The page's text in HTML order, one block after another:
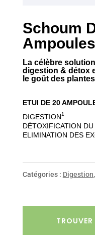
Schoum
Ampoules
La célèbre
digestion & détox
le goût des
ETUI DE 20
DIGESTION1
DÉTOXIFICATION
ELIMINATION DES
Catégories : Digestion,